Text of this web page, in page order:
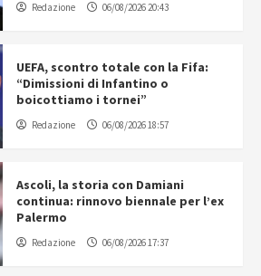
Redazione 06/08/2026 20:43
UEFA, scontro totale con la Fifa:
“Dimissioni di Infantino o
boicottiamo i tornei”
Redazione 06/08/2026 18:57
Ascoli, la storia con Damiani
continua: rinnovo biennale per l’ex
Palermo
Redazione 06/08/2026 17:37